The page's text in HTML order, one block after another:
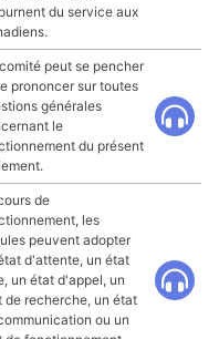
du service aux
peut se pencher
prononcer sur toutes
générales
le
du présent
de
les
peuvent adopter
d'attente, un état
un état d'appel, un
de recherche, un état
ou un